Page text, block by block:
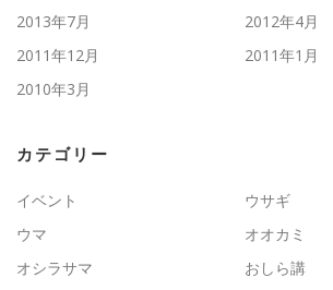
2013年7月
2012年4月
2011年12月
2011年1月
2010年3月
カテゴリー
イベント
ウサギ
ウマ
オオカミ
オシラサマ
おしら講